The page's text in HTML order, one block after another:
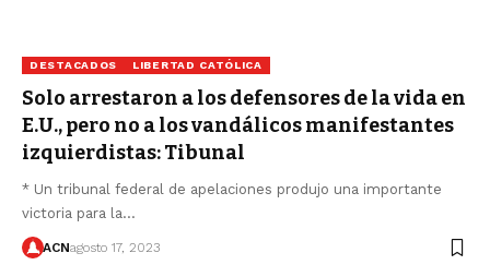
DESTACADOS LIBERTAD CATÓLICA
Solo arrestaron a los defensores de la vida en
E.U., pero no a los vandálicos manifestantes
izquierdistas: Tibunal
* Un tribunal federal de apelaciones produjo una importante
victoria para la…
ACNagosto 17, 2023